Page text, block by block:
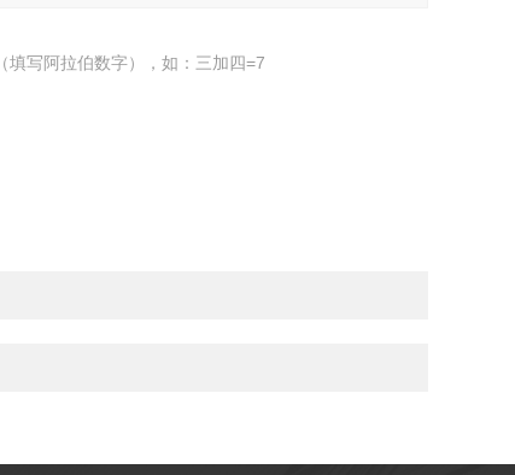
填写阿拉伯数字），如：三加四=7